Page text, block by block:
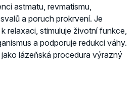
astmatu, revmatismu,
a poruch prokrvení. Je
relaxaci, stimuluje životní funkce,
a podporuje redukci váhy.
lázeňská procedura výrazný